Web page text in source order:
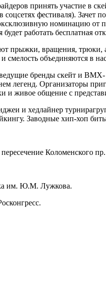
принять участие в
соцсетях фестиваля).
номинацию
работать бесплатная
прыжки, вращения,
смелость объединяются в
бренды скейт и
легенд. Организаторы
живое общение с
и хедлайнер
Заводные хип-хоп
Коломенского
им. Ю.М. Лужкова.